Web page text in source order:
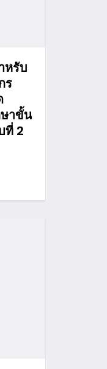
หรับ
ร
าขั้น
ที่ 2